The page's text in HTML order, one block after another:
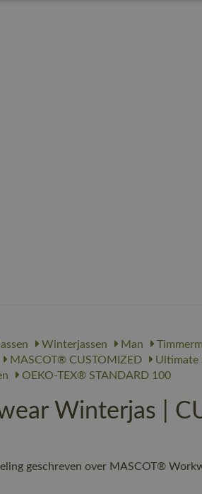
Winterjassen Man
MASCOT® CUSTOMIZED Ultimate
OEKO-TEX® STANDARD 100
Winterjas |
geschreven over MASCOT®